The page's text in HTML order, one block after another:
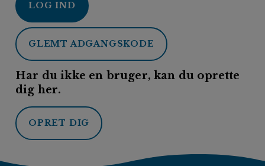
LOG IND
GLEMT ADGANGSKODE
Har du ikke en bruger, kan du oprette
dig her.
OPRET DIG